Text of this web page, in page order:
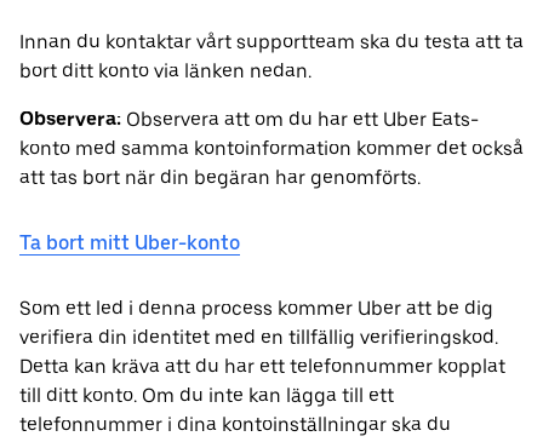
Innan du kontaktar vårt supportteam ska du testa att ta
bort ditt konto via länken nedan.
Observera: Observera att om du har ett Uber Eats-
konto med samma kontoinformation kommer det också
att tas bort när din begäran har genomförts.
Ta bort mitt Uber-konto
Som ett led i denna process kommer Uber att be dig
verifiera din identitet med en tillfällig verifieringskod.
Detta kan kräva att du har ett telefonnummer kopplat
till ditt konto. Om du inte kan lägga till ett
telefonnummer i dina kontoinställningar ska du